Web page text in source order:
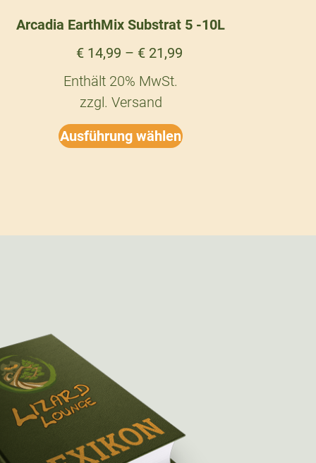
Arcadia EarthMix Substrat 5 -10L
€ 14,99 – € 21,99
Enthält 20% MwSt.
zzgl. Versand
Ausführung wählen